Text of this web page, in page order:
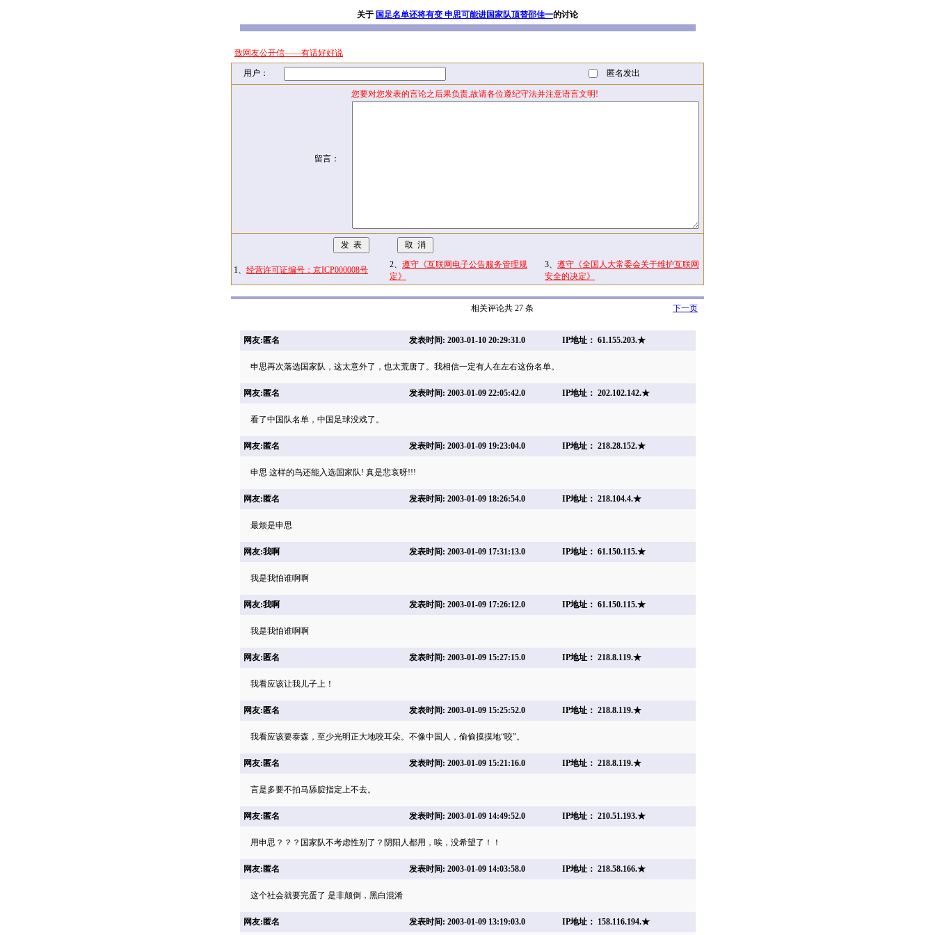
关于 国足名单还将有变 申思可能进国家队顶替邵佳一的讨论
致网友公开信——有话好好说
用户： 匿名发出
留言：
您要对您发表的言论之后果负责,故请各位遵纪守法并注意语言文明!
1、 经营许可证编号：京ICP000008号
2、 遵守《互联网电子公告服务管理规
定》
3、 遵守《全国人大常委会关于维护互联网
安全的决定》
相关评论共 27 条 下一页
网友:匿名 发表时间: 2003-01-10 20:29:31.0 IP地址： 61.155.203.★
申思再次落选国家队，这太意外了，也太荒唐了。我相信一定有人在左右这份名单。
网友:匿名 发表时间: 2003-01-09 22:05:42.0 IP地址： 202.102.142.★
看了中国队名单，中国足球没戏了。
网友:匿名 发表时间: 2003-01-09 19:23:04.0 IP地址： 218.28.152.★
申思 这样的鸟还能入选国家队! 真是悲哀呀!!!
网友:匿名 发表时间: 2003-01-09 18:26:54.0 IP地址： 218.104.4.★
最烦是申思
网友:我啊 发表时间: 2003-01-09 17:31:13.0 IP地址： 61.150.115.★
我是我怕谁啊啊
网友:我啊 发表时间: 2003-01-09 17:26:12.0 IP地址： 61.150.115.★
我是我怕谁啊啊
网友:匿名 发表时间: 2003-01-09 15:27:15.0 IP地址： 218.8.119.★
我看应该让我儿子上！
网友:匿名 发表时间: 2003-01-09 15:25:52.0 IP地址： 218.8.119.★
我看应该要泰森，至少光明正大地咬耳朵。不像中国人，偷偷摸摸地“咬”。
网友:匿名 发表时间: 2003-01-09 15:21:16.0 IP地址： 218.8.119.★
言是多要不拍马舔腚指定上不去。
网友:匿名 发表时间: 2003-01-09 14:49:52.0 IP地址： 210.51.193.★
用申思？？？国家队不考虑性别了？阴阳人都用，唉，没希望了！！
网友:匿名 发表时间: 2003-01-09 14:03:58.0 IP地址： 218.58.166.★
这个社会就要完蛋了 是非颠倒，黑白混淆
网友:匿名 发表时间: 2003-01-09 13:19:03.0 IP地址： 158.116.194.★